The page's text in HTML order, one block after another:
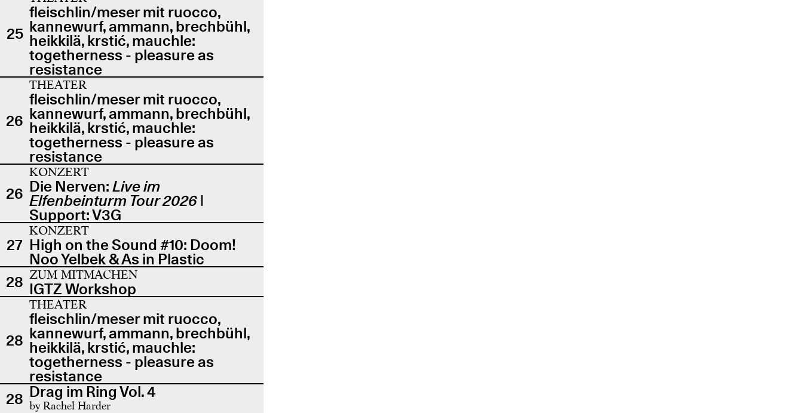
25
fleischlin/meser mit ruocco,
kannewurf, ammann, brechbühl,
heikkilä, krstić, mauchle:
togetherness - pleasure as
resistance
26
THEATER
fleischlin/meser mit ruocco,
kannewurf, ammann, brechbühl,
heikkilä, krstić, mauchle:
togetherness - pleasure as
resistance
26
KONZERT
Die Nerven:Live im
Elfenbeinturm Tour 2026 |
Support: V3G
27
KONZERT
High on the Sound #10: Doom!
Noo Yelbek & As in Plastic
28 ZUM MITMACHEN
IGTZ Workshop
28
THEATER
fleischlin/meser mit ruocco,
kannewurf, ammann, brechbühl,
heikkilä, krstić, mauchle:
togetherness - pleasure as
resistance
28 Drag im Ring Vol. 4
by Rachel Harder